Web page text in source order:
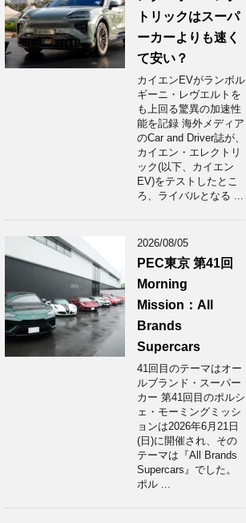
トリックはスーパ
ーカーよりも速く
て安い？
カイエンEVがランボル
ギーニ・レヴエルトを
も上回る驚異の加速性
能を記録 海外メディア
のCar and Driver誌が、
カイエン・エレクトリ
ック(以下、カイエン
EV)をテストしたとこ
ろ、ライバルとなる ...
2026/08/05
PEC東京 第41回
Morning
Mission：All
Brands
Supercars
41回目のテーマはオー
ルブランド・スーパー
カー 第41回目のポルシ
ェ・モーミングミッシ
ョンは2026年6月21日
(日)に開催され、その
テーマは『All Brands
Supercars』でした。
ポル ...